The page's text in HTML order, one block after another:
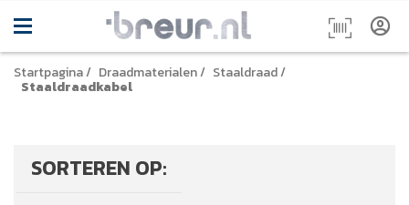
Startpagina/ Draadmaterialen/ Staaldraad/
Staaldraadkabel
SORTEREN OP: